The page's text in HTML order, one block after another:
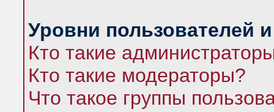
Уровни пользователей
Кто такие
Кто такие модераторы?
Что такое группы